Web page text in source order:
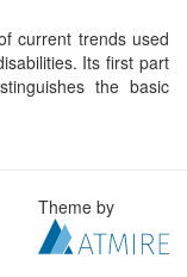
current trends used
Its first part
the basic
Theme by